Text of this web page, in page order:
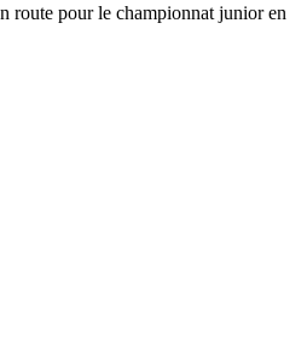
route pour le championnat junior en